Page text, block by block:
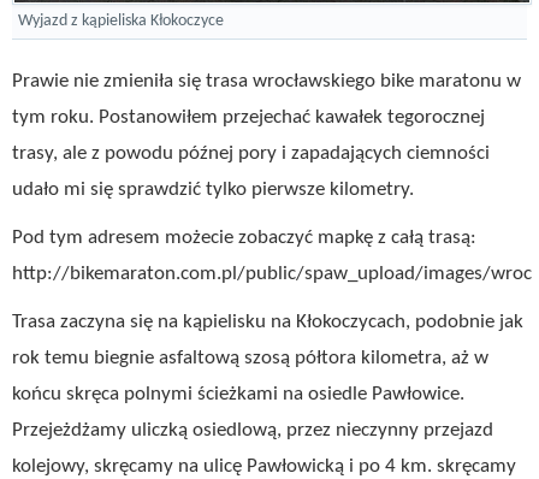
Wyjazd z kąpieliska Kłokoczyce
Prawie nie zmieniła się trasa wrocławskiego bike maratonu w
tym roku. Postanowiłem przejechać kawałek tegorocznej
trasy, ale z powodu późnej pory i zapadających ciemności
udało mi się sprawdzić tylko pierwsze kilometry.
Pod tym adresem możecie zobaczyć mapkę z całą trasą:
http://bikemaraton.com.pl/public/spaw_upload/images/
Trasa zaczyna się na kąpielisku na Kłokoczycach, podobnie jak
rok temu biegnie asfaltową szosą półtora kilometra, aż w
końcu skręca polnymi ścieżkami na osiedle Pawłowice.
Przejeżdżamy uliczką osiedlową, przez nieczynny przejazd
kolejowy, skręcamy na ulicę Pawłowicką i po 4 km. skręcamy